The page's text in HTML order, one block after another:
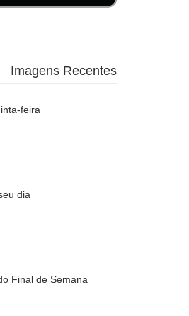
Imagens Recentes
feira
dia
Final de Semana